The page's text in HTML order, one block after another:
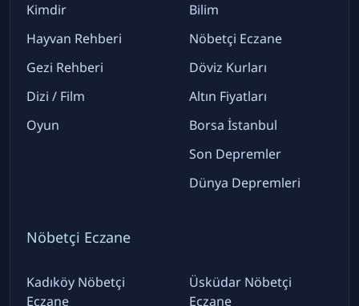
Kimdir
Hayvan Rehberi
Gezi Rehberi
Dizi / Film
Oyun
Bilim
Nöbetçi Eczane
Döviz Kurları
Altın Fiyatları
Borsa İstanbul
Son Depremler
Dünya Depremleri
Nöbetçi Eczane
Kadıköy Nöbetçi
Eczane
Üsküdar Nöbetçi
Eczane